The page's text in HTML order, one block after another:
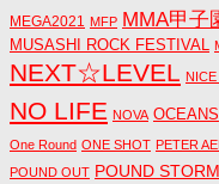
MEGA2021 MFP MMA甲子
MUSASHI ROCK FESTIVAL
NEXT☆LEVEL
NO LIFE NOVA OCEANS
One Round ONE SHOT PETER
POUND OUT POUND STORM